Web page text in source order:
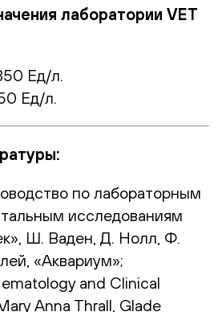
лаборатории VET
Ед/л.
Ед/л.
по лабораторным
исследованиям
Ш. Ваден, Д. Нолл, Ф.
«Аквариум»;
and Clinical
Anna Thrall, Glade